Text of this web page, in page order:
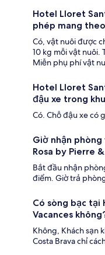
Hotel Lloret
phép mang
Có, vật nuôi được
10 kg mỗi vật nuôi.
Miễn phụ phí vật
Hotel Lloret
đậu xe trong
Có. Chỗ đậu xe có
Giờ nhận
Rosa by Pierre
Bắt đầu nhận
điểm. Giờ trả
Có sòng bạc tại
Vacances
Không, Khách sạn
Costa Brava chỉ